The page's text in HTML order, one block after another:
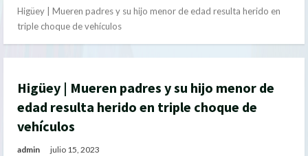
Higüey | Mueren padres y su hijo menor de edad resulta herido en
triple choque de vehículos
Higüey | Mueren padres y su hijo menor de
edad resulta herido en triple choque de
vehículos
admin julio 15, 2023